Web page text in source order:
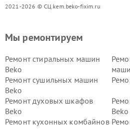
2021-2026 © СЦ kem.beko-fixim.ru
Мы ремонтируем
Ремонт стиральных машин
Beko
Ремонт сушильных машин
Beko
Ремонт духовых шкафов
Beko
Beko
Ремонт кухонных комбайнов